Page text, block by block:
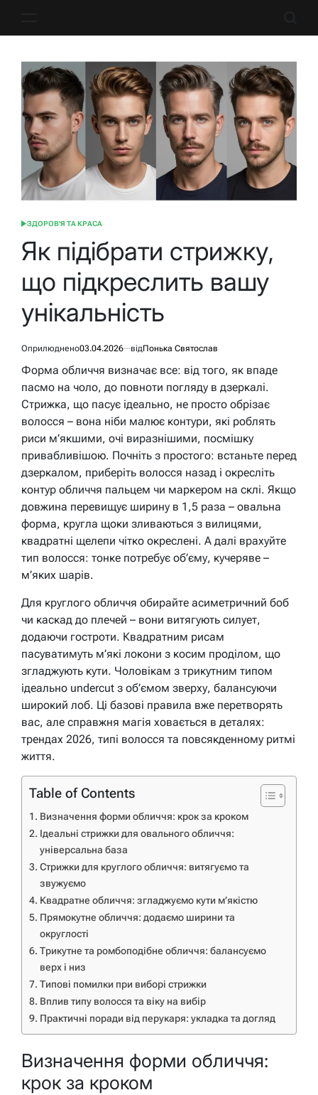
ОПУБЛІКУВАТИ
ЗДОРОВ'Я ТА КРАСА
Як підібрати стрижку,
що підкреслить вашу
унікальність
Оприлюднено03.04.2026 відПонька Святослав
Форма обличчя визначає все: від того, як впаде
пасмо на чоло, до повноти погляду в дзеркалі.
Стрижка, що пасує ідеально, не просто обрізає
волосся – вона ніби малює контури, які роблять
риси м’якшими, очі виразнішими, посмішку
привабливішою. Почніть з простого: встаньте перед
дзеркалом, приберіть волосся назад і окресліть
контур обличчя пальцем чи маркером на склі. Якщо
довжина перевищує ширину в 1,5 раза – овальна
форма, кругла щоки зливаються з вилицями,
квадратні щелепи чітко окреслені. А далі врахуйте
тип волосся: тонке потребує об’єму, кучеряве –
м’яких шарів.
Для круглого обличчя обирайте асиметричний боб
чи каскад до плечей – вони витягують силует,
додаючи гостроти. Квадратним рисам
пасуватимуть м’які локони з косим проділом, що
згладжують кути. Чоловікам з трикутним типом
ідеально undercut з об’ємом зверху, балансуючи
широкий лоб. Ці базові правила вже перетворять
вас, але справжня магія ховається в деталях:
трендах 2026, типі волосся та повсякденному ритмі
життя.
Table of Contents
Визначення форми обличчя: крок за кроком
Ідеальні стрижки для овального обличчя:
універсальна база
Стрижки для круглого обличчя: витягуємо та
звужуємо
Квадратне обличчя: згладжуємо кути м’якістю
Прямокутне обличчя: додаємо ширини та
округлості
Трикутне та ромбоподібне обличчя: балансуємо
верх і низ
Типові помилки при виборі стрижки
Вплив типу волосся та віку на вибір
Практичні поради від перукаря: укладка та догляд
Визначення форми обличчя:
крок за кроком